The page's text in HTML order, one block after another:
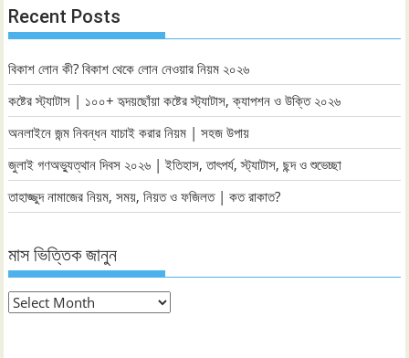
Recent Posts
বিকাশ লোন কী? বিকাশ থেকে লোন নেওয়ার নিয়ম ২০২৬
কষ্টের স্ট্যাটাস | ১০০+ হৃদয়ছোঁয়া কষ্টের স্ট্যাটাস, ক্যাপশন ও উক্তি ২০২৬
অনলাইনে জন্ম নিবন্ধন যাচাই করার নিয়ম | সহজ উপায়
জুলাই গণঅভ্যুত্থান দিবস ২০২৬ | ইতিহাস, তাৎপর্য, স্ট্যাটাস, ছন্দ ও শুভেচ্ছা
তাহাজ্জুদ নামাজের নিয়ম, সময়, নিয়ত ও ফজিলত | কত রাকাত?
মাস ভিত্তিক জানুন
মাস